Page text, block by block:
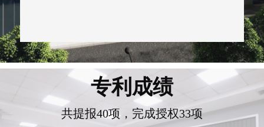
专利成绩
共提报40项，完成授权33项